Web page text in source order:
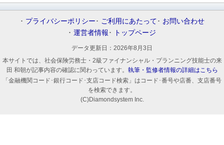
プライバシーポリシー ご利用にあたって
お問い合わせ
運営者情報
トップページ
データ更新日： 2026年8月3日
本サイトでは、社会保険労務士・2級ファイナンシャル・プランニング技能士の来
田 和朝が記事内容の確認に関わっています。 執筆・監修者情報の詳細はこちら
「金融機関コード･銀行コード･支店コード検索」はコード･番号や店番、支店番号
を検索できます。
(C)Diamondsystem Inc.